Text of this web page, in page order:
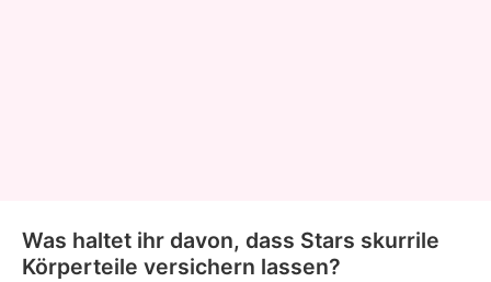
Was haltet ihr davon, dass Stars skurrile
Körperteile versichern lassen?